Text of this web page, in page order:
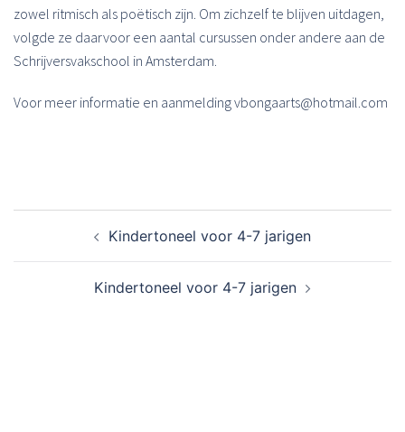
zowel ritmisch als poëtisch zijn. Om zichzelf te blijven uitdagen,
volgde ze daarvoor een aantal cursussen onder andere aan de
Schrijversvakschool in Amsterdam.
Voor meer informatie en aanmelding vbongaarts@hotmail.com
Kindertoneel voor 4-7 jarigen
Kindertoneel voor 4-7 jarigen